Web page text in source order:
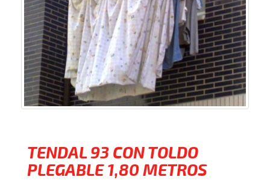
TENDAL 93 CON TOLDO
PLEGABLE 1,80 METROS